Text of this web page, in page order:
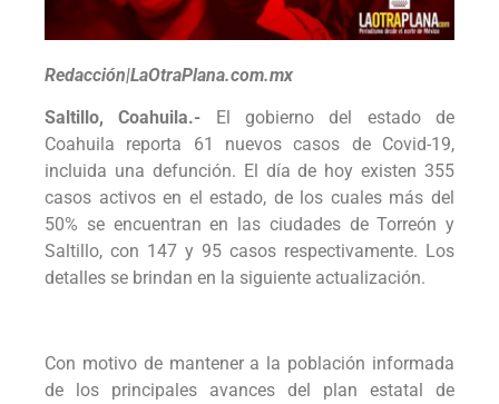
Redacción|LaOtraPlana.com.mx
Saltillo, Coahuila.- El gobierno del estado de
Coahuila reporta 61 nuevos casos de Covid-19,
incluida una defunción. El día de hoy existen 355
casos activos en el estado, de los cuales más del
50% se encuentran en las ciudades de Torreón y
Saltillo, con 147 y 95 casos respectivamente. Los
detalles se brindan en la siguiente actualización.
Con motivo de mantener a la población informada
de los principales avances del plan estatal de